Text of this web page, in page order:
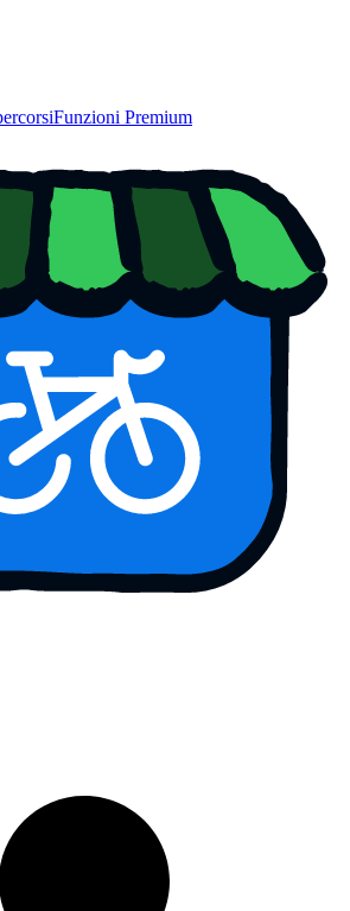
Funzioni Premium